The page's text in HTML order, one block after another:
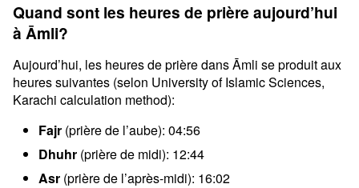
Quand sont les heures de prière aujourd’hui
à Āmli?
Aujourd’hui, les heures de prière dans Āmli se produit aux
heures suivantes (selon University of Islamic Sciences,
Karachi calculation method):
Fajr (prière de l’aube): 04:56
Dhuhr (prière de midi): 12:44
Asr (prière de l’après-midi): 16:02